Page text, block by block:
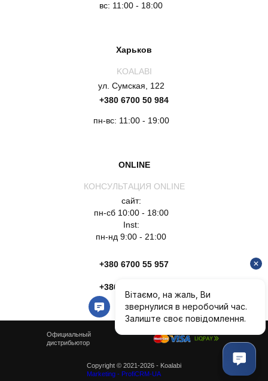
вс: 11:00 - 18:00
Харьков
KOALABI
ул. Сумская, 122
+380 6700 50 984
пн-вс: 11:00 - 19:00
ONLINE
КОНСУЛЬТАЦИЯ ONLINE
сайт:
пн-сб 10:00 - 18:00
Inst:
пн-нд 9:00 - 21:00
+380 6700 55 957
+380 6754 51 135
Copyright © 2021-2026 - Koalabi
Marketing - ProfiCRM-UA
Официальный
дистрибьютор